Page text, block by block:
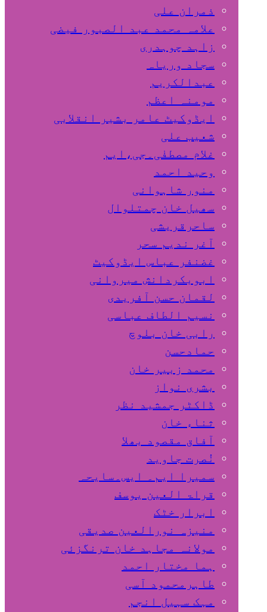
ذمران علی
علامہ محمد عبد الصبور فیضی
زاہد چوہدری
سجاد وریاہ
عبدالکریم
مومنہ اعظم
ایڈوکیٹ عامر بشیر انقلابی
شعیب علی
غلام مصطفٰی۔جی،ایم
وحید احمد
منور شاہوانی
سھیل خان چمتلوال
ساحرقریشی
آغر ندیم سحر
غضنفر عباس ایڈوکیٹ
ابوبکردانش میروانی
لقمان حسن آفریدی
نسیم الطاف عباسی
رابی خان بلوچ
حمادحسن
محمد زبیر خان
بشری نواز
ڈاکٹر جمشید نظر
ثناء خان
آفاق مقصود بھلا
نُصرت جاوید
سمیرا ایم۔ ایس۔سایحہ
قراۃ العین یوسف
ابرار خٹک
منیزہ نورالعین صدیقی
مولانہ مجاہد خان ترنگزئی
ہما مختار احمد
طاہرمحمود آسی
مہک سہیل انجم